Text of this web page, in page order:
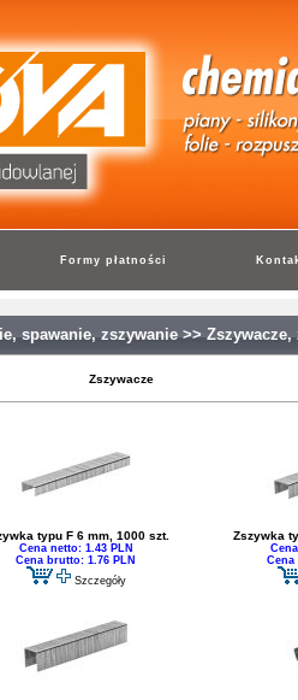
Formy płatności
spawanie, zszywanie>>Zszywacze,
Zszywacze
typu F 6 mm, 1000 szt.
Cena netto: 1.43 PLN
Cena brutto: 1.76 PLN
Szczegóły
Zszywka
Cena